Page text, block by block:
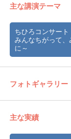
2011年
「第7回日
全国放送
すゞの心
ィ：ちひ
2016年
国歌斉唱
ーズ）
2021年
主な講演テーマ
ちひろコンサート
みんなちがって
に～
フォトギャラリー
主な実績